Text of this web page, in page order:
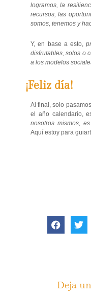
logramos, la
recursos, las
somos, tenemos y
Y, en base a esto,
disfrutables, solos o
a los modelos
¡Feliz día!
Al final, solo
el año calendario,
nosotros mismos,
Aquí estoy para
Deja